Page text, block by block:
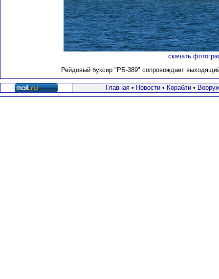
скачать
Рейдовый буксир "РБ-389" сопровождает
Главная• Новости• Корабли•